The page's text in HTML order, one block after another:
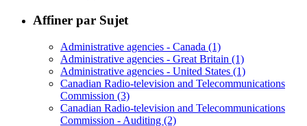
Affiner par Sujet
Administrative agencies - Canada (1)
Administrative agencies - Great Britain (1)
Administrative agencies - United States (1)
Canadian Radio-television and Telecommunications
Commission (3)
Canadian Radio-television and Telecommunications
Commission - Auditing (2)